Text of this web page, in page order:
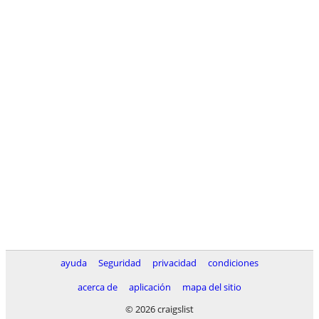
ayuda Seguridad privacidad
condiciones
acerca de
aplicación
mapa del sitio
© 2026 craigslist